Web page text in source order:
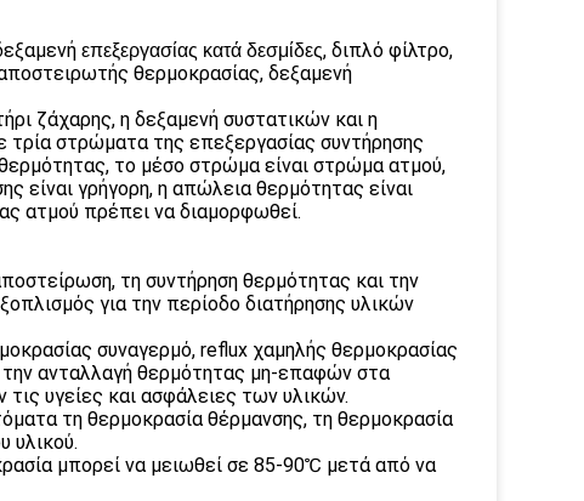
επεξεργασίας κατά δεσμίδες, διπλό φίλτρο,
θερμοκρασίας, δεξαμενή
ζάχαρης, η δεξαμενή συστατικών και η
στρώματα της επεξεργασίας συντήρησης
το μέσο στρώμα είναι στρώμα ατμού,
είναι γρήγορη, η απώλεια θερμότητας είναι
ατμού πρέπει να διαμορφωθεί.
τη συντήρηση θερμότητας και την
για την περίοδο διατήρησης υλικών
συναγερμό, reflux χαμηλής θερμοκρασίας
την ανταλλαγή θερμότητας μη-επαφών στα
υγείες και ασφάλειες των υλικών.
τη θερμοκρασία θέρμανσης, τη θερμοκρασία
υλικού.
μπορεί να μειωθεί σε 85-90℃ μετά από να